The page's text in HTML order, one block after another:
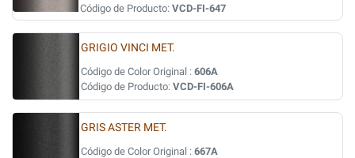
Código de Producto: VCD-FI-647
GRIGIO VINCI MET.
Código de Color Original : 606A
Código de Producto: VCD-FI-606A
GRIS ASTER MET.
Código de Color Original : 667A